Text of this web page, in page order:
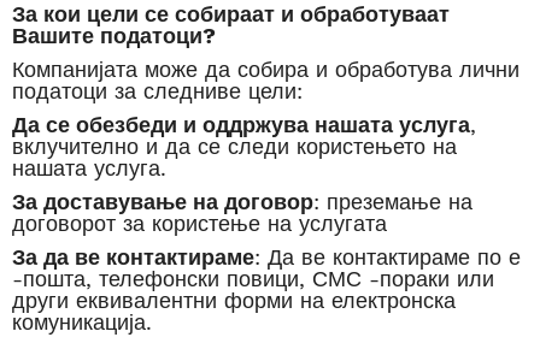
За кои цели се собираат и обработуваат
Вашите податоци?
Компанијата може да собира и обработува лични
податоци за следниве цели:
Да се ​​обезбеди и оддржува нашата услуга,
вклучително и да се следи користењето на
нашата услуга.
За доставување на договор: преземање на
договорот за користење на услугата
За да ве контактираме: Да ве контактираме по е
-пошта, телефонски повици, СМС -пораки или
други еквивалентни форми на електронска
комуникација.